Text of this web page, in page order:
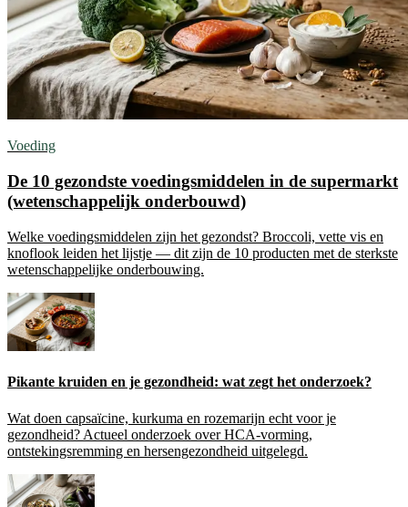
Voeding
De 10 gezondste voedingsmiddelen in de supermarkt
(wetenschappelijk onderbouwd)
Welke voedingsmiddelen zijn het gezondst? Broccoli, vette vis en
knoflook leiden het lijstje — dit zijn de 10 producten met de sterkste
wetenschappelijke onderbouwing.
Pikante kruiden en je gezondheid: wat zegt het onderzoek?
Wat doen capsaïcine, kurkuma en rozemarijn echt voor je
gezondheid? Actueel onderzoek over HCA-vorming,
ontstekingsremming en hersengezondheid uitgelegd.